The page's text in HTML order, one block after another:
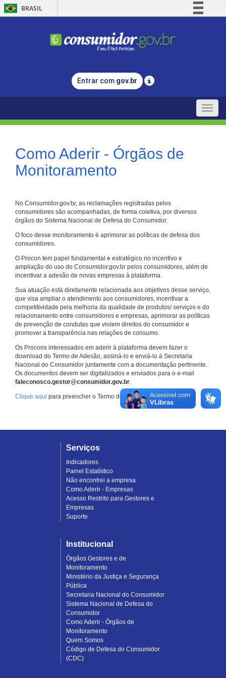
BRASIL
Comunica BR
Legislação
Entrar com gov.br
Toggle
Como Aderir - Órgãos de
Monitoramento
No Consumidor.gov.br, as reclamações registradas pelos
consumidores são acompanhadas, de forma coletiva, por diversos
órgãos do Sistema Nacional de Defesa do Consumidor.
O foco desse monitoramento é aprimorar as políticas de defesa dos
consumidores.
O Procon tem papel fundamental e estratégico no incentivo e
ampliação do uso do Consumidor.gov.br pelos consumidores, além de
incentivar a adesão de novas empresas à plataforma.
Sua atuação está diretamente relacionada aos objetivos desse serviço,
que visa ampliar o atendimento aos consumidores, incentivar a
competitividade pela melhoria da qualidade de produtos/ serviços e do
relacionamento entre consumidores e empresas, aprimorar as políticas
de prevenção de condutas que violem direitos do consumidor e
promover a transparência nas relações de consumo.
Os Procons interessados em aderir à plataforma devem fazer o
download do Termo de Adesão, assiná-lo e enviá-lo à Secretaria
Nacional do Consumidor juntamente com a documentação pertinente.
Os documentos devem ser digitalizados e enviados para o e-mail
faleconosco.gestor@consumidor.gov.br.
Clique aqui para preencher o Termo de Adesão.
Serviços
Indicadores
Painel Estatístico
Não encontrei a empresa
Como Aderir - Empresas
Acesso Restrito para Gestores e
Empresas
Suporte
Institucional
Órgãos Gestores e de
Monitoramento
Ministério da Justiça e Segurança
Pública
Secretaria Nacional do Consumidor
Sistema Nacional de Defesa do
Consumidor
Como Aderir - Órgãos de
Monitoramento
Quem Somos
Código de Defesa do Consumidor
(CDC)